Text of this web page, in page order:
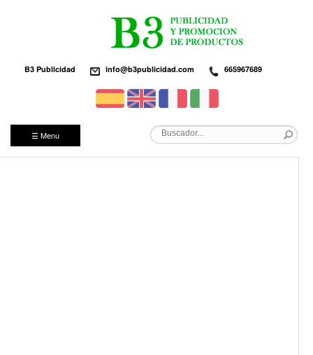
B3 Publicidad info@b3publicidad.com 665967689
☰ Menu